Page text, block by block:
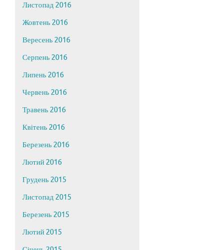
Листопад 2016
Жовтень 2016
Вересень 2016
Серпень 2016
Липень 2016
Червень 2016
Травень 2016
Квітень 2016
Березень 2016
Лютий 2016
Грудень 2015
Листопад 2015
Березень 2015
Лютий 2015